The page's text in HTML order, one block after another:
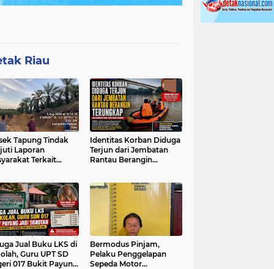
Riau
Tapung Tindak
Laporan
Terkait
Identitas Korban Diduga
Terjun dari Jembatan
Rantau Berangin
Sungai Kampar
Jual Buku LKS di
Guru UPT SD
017 Bukit Payung
Bermodus Pinjam,
Pelaku Penggelapan
Sepeda Motor